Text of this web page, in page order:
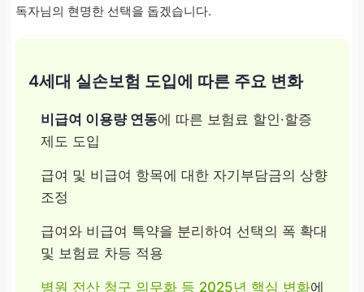
독자님의 현명한 선택을 돕겠습니다.
4세대 실손보험 도입에 따른 주요 변화
비급여 이용량 연동에 따른 보험료 할인·할증
제도 도입
급여 및 비급여 항목에 대한 자기부담금의 상향
조정
급여와 비급여 특약을 분리하여 선택의 폭 확대
및 보험료 차등 적용
병원 전산 청구 의무화 등 2025년 핵심 변화에